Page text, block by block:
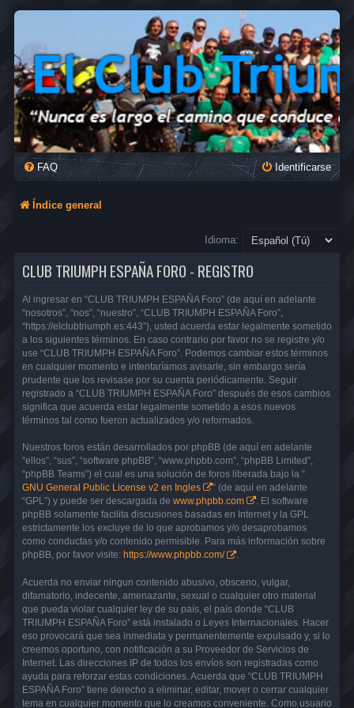
FAQ Identificarse
Índice general
Idioma:
CLUB TRIUMPH ESPAÑA FORO - REGISTRO
Al ingresar en “CLUB TRIUMPH ESPAÑA Foro” (de aquí en adelante
“nosotros”, “nos”, “nuestro”, “CLUB TRIUMPH ESPAÑA Foro”,
“https://elclubtriumph.es:443”), usted acuerda estar legalmente sometido
a los siguientes términos. En caso contrario por favor no se registre y/o
use “CLUB TRIUMPH ESPAÑA Foro”. Podemos cambiar estos términos
en cualquier momento e intentaríamos avisarle, sin embargo sería
prudente que los revisase por su cuenta periódicamente. Seguir
registrado a “CLUB TRIUMPH ESPAÑA Foro” después de esos cambios
significa que acuerda estar legalmente sometido a esos nuevos
términos tal como fueron actualizados y/o reformados.
Nuestros foros están desarrollados por phpBB (de aquí en adelante
“ellos”, “sus”, “software phpBB”, “www.phpbb.com”, “phpBB Limited”,
“phpBB Teams”) el cual es una solución de foros liberada bajo la “
GNU General Public License v2 en Ingles
” (de aquí en adelante
“GPL”) y puede ser descargada de www.phpbb.com
. El software
phpBB solamente facilita discusiones basadas en Internet y la GPL
estrictamente los excluye de lo que aprobamos y/o desaprobamos
como conductas y/o contenido permisible. Para más información sobre
phpBB, por favor visite: https://www.phpbb.com/ .
Acuerda no enviar ningun contenido abusivo, obsceno, vulgar,
difamatorio, indecente, amenazante, sexual o cualquier otro material
que pueda violar cualquier ley de su país, el país donde “CLUB
TRIUMPH ESPAÑA Foro” está instalado o Leyes Internacionales. Hacer
eso provocará que sea inmediata y permanentemente expulsado y, si lo
creemos oportuno, con notificación a su Proveedor de Servicios de
Internet. Las direcciones IP de todos los envíos son registradas como
ayuda para reforzar estas condiciones. Acuerda que “CLUB TRIUMPH
ESPAÑA Foro” tiene derecho a eliminar, editar, mover o cerrar cualquier
tema en cualquier momento que lo creamos conveniente. Como usuario